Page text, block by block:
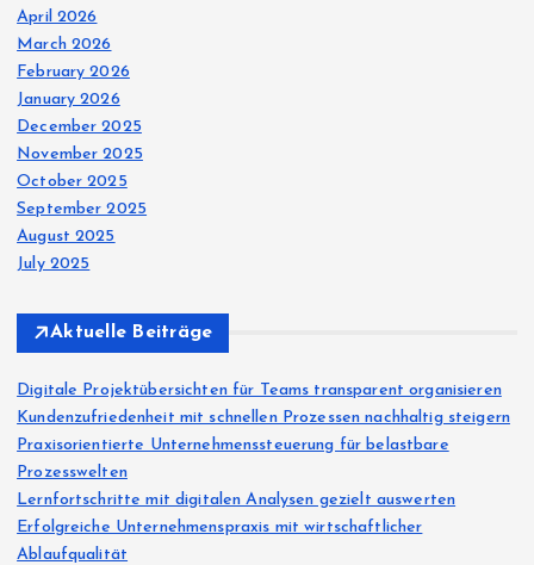
April 2026
March 2026
February 2026
January 2026
December 2025
November 2025
October 2025
September 2025
August 2025
July 2025
Aktuelle Beiträge
Digitale Projektübersichten für Teams transparent organisieren
Kundenzufriedenheit mit schnellen Prozessen nachhaltig steigern
Praxisorientierte Unternehmenssteuerung für belastbare
Prozesswelten
Lernfortschritte mit digitalen Analysen gezielt auswerten
Erfolgreiche Unternehmenspraxis mit wirtschaftlicher
Ablaufqualität